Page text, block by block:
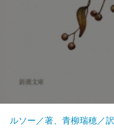
ルソー／著、青柳瑞穂／訳